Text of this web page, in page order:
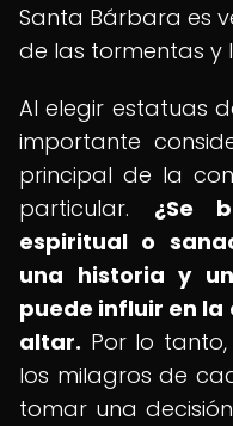
Santa Bárbara es
de las tormentas y
Al elegir estatuas
importante
principal de la
particular. ¿Se
espiritual o
una historia y
puede influir en
altar. Por lo
los milagros de
tomar una